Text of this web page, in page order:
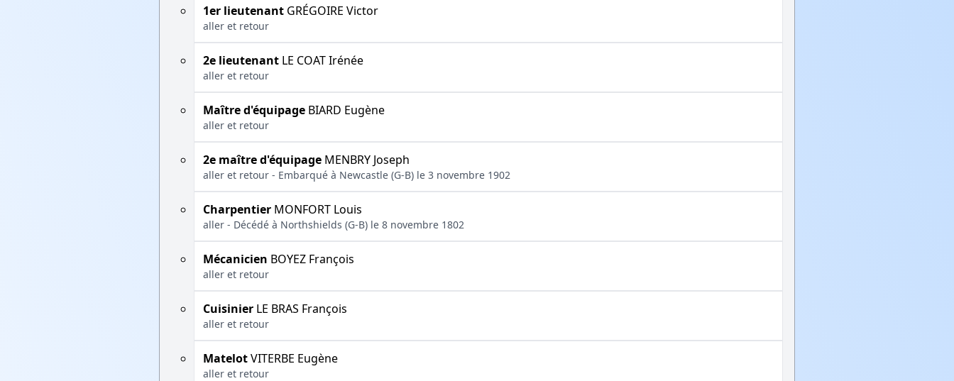
1er lieutenant GRÉGOIRE Victor
aller et retour
2e lieutenant LE COAT Irénée
aller et retour
Maître d'équipage BIARD Eugène
aller et retour
2e maître d'équipage MENBRY Joseph
aller et retour - Embarqué à Newcastle (G-B) le 3 novembre 1902
Charpentier MONFORT Louis
aller - Décédé à Northshields (G-B) le 8 novembre 1802
Mécanicien BOYEZ François
aller et retour
Cuisinier LE BRAS François
aller et retour
MatelotVITERBE Eugène
aller et retour